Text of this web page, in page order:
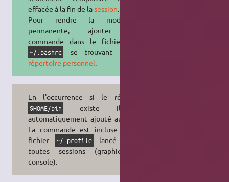
effacée à la fin de lasession.
Pour rendre la modification
permanente, ajouter cette
commande dans le fichier caché
~/.bashrc
se trouvant dans le
répertoire personnel.
En l'occurrence si le répertoire
$HOME/bin
existe il est
automatiquement ajouté au
La commande est incluse dans le
fichier
~/.profile
lancé lors de
toutes sessions (graphique ou
console).